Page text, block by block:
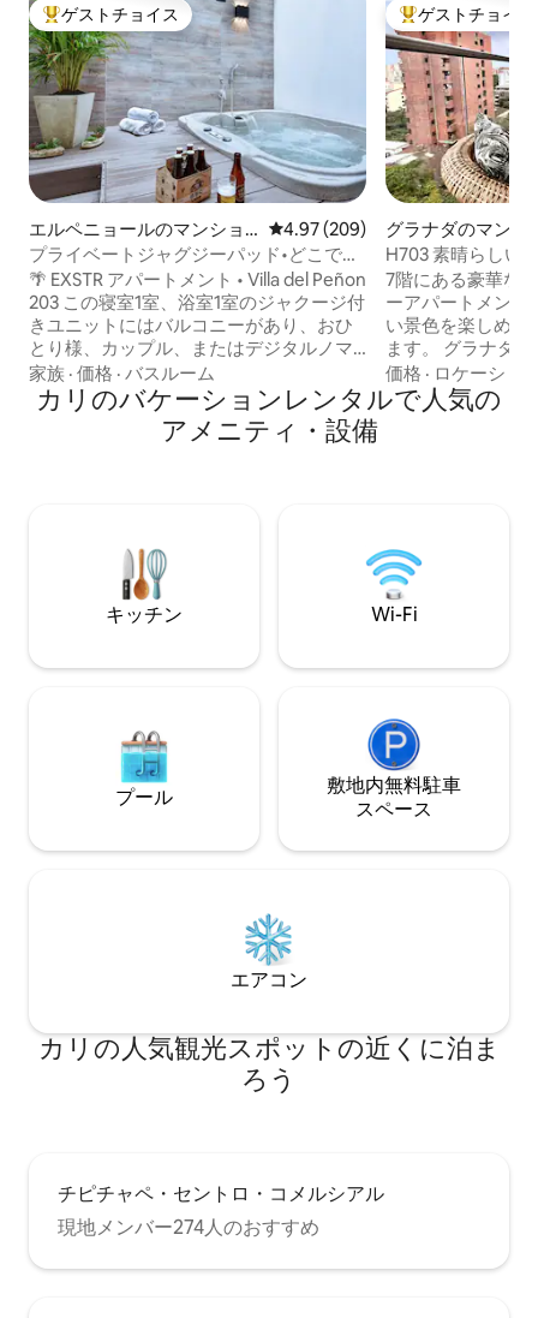
大好評のゲストチョイスです。
ゲストチョイス
エルペニョールのマンショ
ン・アパート
レビュー209件、5つ星中4.97つ
4.97 (209)
プライベートジャグジーパッド•どこでも
歩ける•エル・ペニョン
🌴 EXSTR アパートメント • Villa del Peñon
203 この寝室1室、浴室1室のジャクージ付
きユニットにはバルコニーがあり、おひ
とり様、カップル、またはデジタルノマ
ドの方に最適です。 すべてのタブにはお
湯が出ます。寝室にはエアコン、スマー
トテレビ、クイーンベッドがあります。
すべてのアメニティ・設備が整ってお
ロニアルサンアントニオはわずか3ブロッ
家族 · 価格 · バスルーム
大好評のゲスト
ゲストチョイス
グラナダのマンシ
ート
H703 素晴らしい
駐車場
7階にある豪華な
ーアパートメント
い景色を楽しめる
ます。 グラナダ
市内で最高の美食
ン、ファッショ
フェに囲まれて
ペースが備わって
価格 · ロケーショ
カリのバケーションレンタルで人気の
アメニティ・設備
キッチン Wi-Fi
プール
敷地内無料駐⁠車
ス⁠ペ⁠ー⁠ス
エアコン
カリの人気観光スポットの近くに泊ま
ろう
チピチャペ・セントロ・コメルシアル
現地メンバー274人のおすすめ